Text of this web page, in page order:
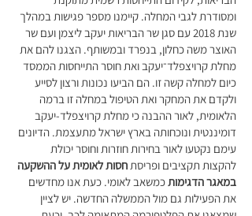
ומסודרת לגבי המחלה. קיימנו מספר פגישות במהלך
שנת 2018 עם סגן שר הבריאות יעקב ליצמן ועם שר
האוצר משה כחלון, בנפרד ובמשותף. הצגנו להם את
מחלת קרויצפלד־יעקב ואת חוסר התייחסות הממסד
כיום למחלה קשה זו. הם הביעו נכונות ורצון לסייע
ולקדם את המחקר ואת הטיפול במחלה זו ברמה
הלאומית, לאור ההבנה כי מחלת קרויצפלד-יעקב
דומיננטית ונוכחותה בארץ ישראל מתעצמת. הדיונים
עימם נקטעו לאור בחירות חוזרות וחוסר יכולת
להקצות תקציבים ופריסתחסות לאומית על ההשקעה
במאגר הדגימותכמשאב לאומי. כעת אנו מחדשים
את הפעילות גם מול הממשלה החדשה. יש לציין